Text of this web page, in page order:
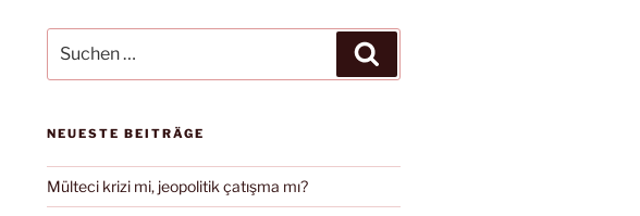
nach:
NEUESTE BEITRÄGE
Mülteci krizi mi, jeopolitik çatışma mı?